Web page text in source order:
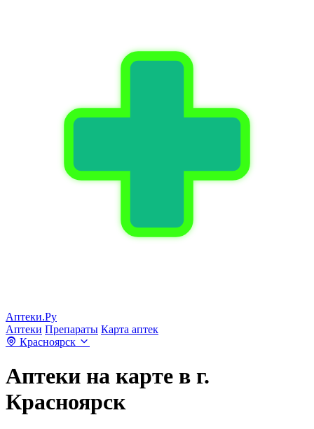
Аптеки.Ру
Аптеки Препараты Карта аптек
Красноярск
Аптеки на карте в г.
Красноярск